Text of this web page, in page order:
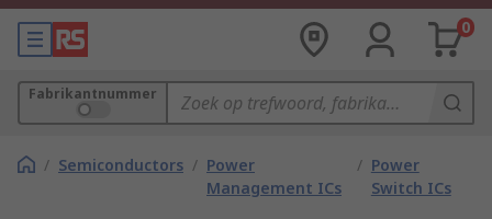
0
Fabrikantnummer
/ Semiconductors / Power
Management ICs
/ Power
Switch ICs